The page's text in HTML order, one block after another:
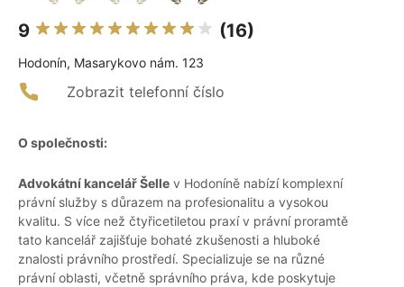
9 (16)
Hodonín, Masarykovo nám. 123
Zobrazit telefonní číslo
O společnosti:
Advokátní kancelář Šelle v Hodoníně nabízí komplexní
právní služby s důrazem na profesionalitu a vysokou
kvalitu. S více než čtyřicetiletou praxí v právní proramtě
tato kancelář zajišťuje bohaté zkušenosti a hluboké
znalosti právního prostředí. Specializuje se na různé
právní oblasti, včetně správního práva, kde poskytuje